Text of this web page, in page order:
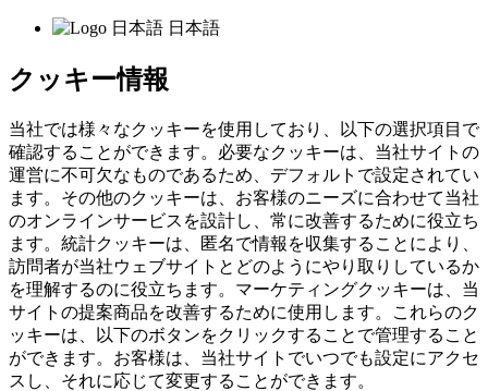
日本語
クッキー情報
当社では様々なクッキーを使用しており、以下の選択項目で
確認することができます。必要なクッキーは、当社サイトの
運営に不可欠なものであるため、デフォルトで設定されてい
ます。その他のクッキーは、お客様のニーズに合わせて当社
のオンラインサービスを設計し、常に改善するために役立ち
ます。統計クッキーは、匿名で情報を収集することにより、
訪問者が当社ウェブサイトとどのようにやり取りしているか
を理解するのに役立ちます。マーケティングクッキーは、当
サイトの提案商品を改善するために使用します。これらのク
ッキーは、以下のボタンをクリックすることで管理すること
ができます。お客様は、当社サイトでいつでも設定にアクセ
スし、それに応じて変更することができます。